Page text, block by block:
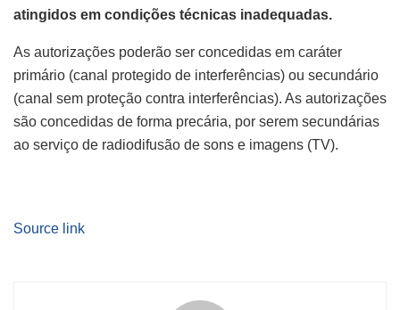
atingidos em condições técnicas inadequadas.
As autorizações poderão ser concedidas em caráter
primário (canal protegido de interferências) ou secundário
(canal sem proteção contra interferências). As autorizações
são concedidas de forma precária, por serem secundárias
ao serviço de radiodifusão de sons e imagens (TV).
Source link